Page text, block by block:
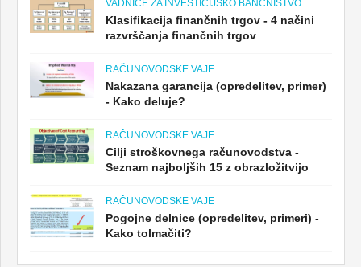
VADNICE ZA INVESTICIJSKO BANČNIŠTVO
Klasifikacija finančnih trgov - 4 načini
razvrščanja finančnih trgov
RAČUNOVODSKE VAJE
Nakazana garancija (opredelitev, primer)
- Kako deluje?
RAČUNOVODSKE VAJE
Cilji stroškovnega računovodstva -
Seznam najboljših 15 z obrazložitvijo
RAČUNOVODSKE VAJE
Pogojne delnice (opredelitev, primeri) -
Kako tolmačiti?